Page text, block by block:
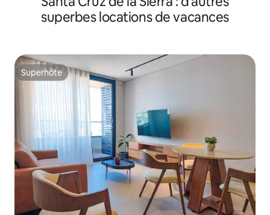
superbes locations de vacances
Superhôte
Superhôte